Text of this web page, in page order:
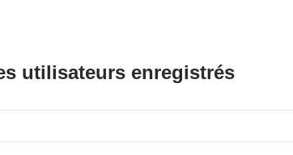
utilisateurs enregistrés